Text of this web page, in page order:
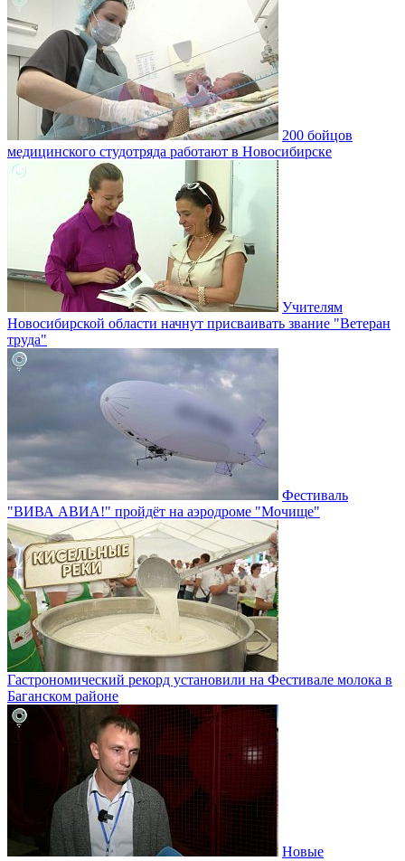
200 бойцов
медицинского студотряда работают в Новосибирске
Учителям
Новосибирской области начнут присваивать звание "Ветеран
труда"
Фестиваль
"ВИВА АВИА!" пройдёт на аэродроме "Мочище"
Гастрономический рекорд установили на Фестивале молока в
Баганском районе
Новые